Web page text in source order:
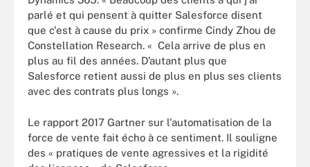
parlé et qui pensent à quitter Salesforce disent
que c'est à cause du prix » confirme Cindy Zhou de
Constellation Research. « Cela arrive de plus en
plus au fil des années. D’autant plus que
Salesforce retient aussi de plus en plus ses clients
avec des contrats plus longs ».
Le rapport 2017 Gartner sur l'automatisation de la
force de vente fait écho à ce sentiment. Il souligne
des « pratiques de vente agressives et la rigidité